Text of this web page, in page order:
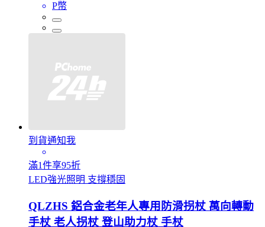
P幣
到貨通知我
滿1件享95折
LED強光照明 支撐穩固
QLZHS 鋁合金老年人專用防滑拐杖 萬向轉動
手杖 老人拐杖 登山助力杖 手杖